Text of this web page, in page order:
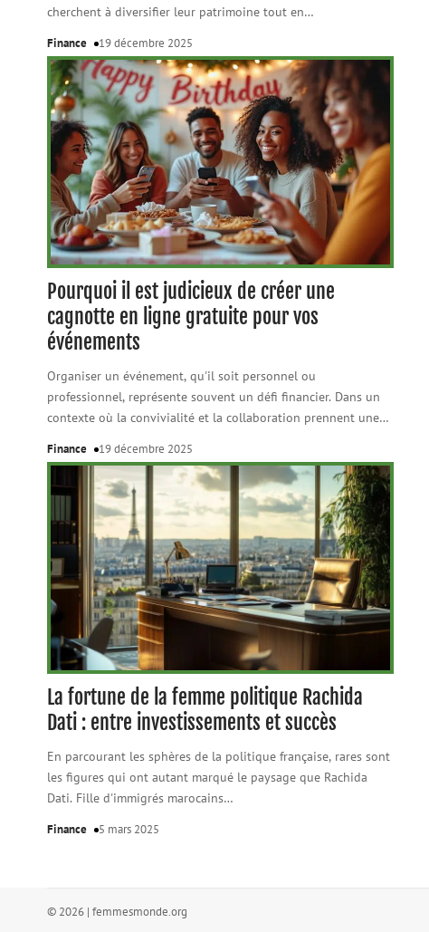
cherchent à diversifier leur patrimoine tout en…
Finance 19 décembre 2025
Pourquoi il est judicieux de créer une
cagnotte en ligne gratuite pour vos
événements
Organiser un événement, qu'il soit personnel ou
professionnel, représente souvent un défi financier. Dans un
contexte où la convivialité et la collaboration prennent une…
Finance 19 décembre 2025
La fortune de la femme politique Rachida
Dati : entre investissements et succès
En parcourant les sphères de la politique française, rares sont
les figures qui ont autant marqué le paysage que Rachida
Dati. Fille d'immigrés marocains…
Finance 5 mars 2025
© 2026 | femmesmonde.org